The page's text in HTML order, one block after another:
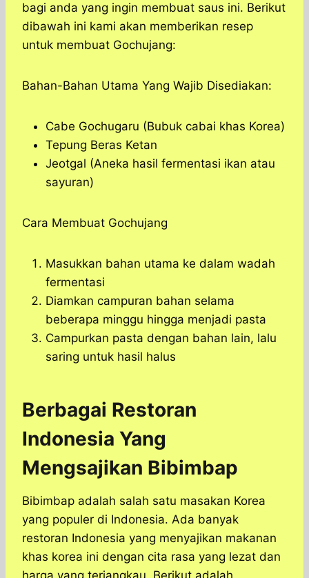
bagi anda yang ingin membuat saus ini. Berikut
dibawah ini kami akan memberikan resep
untuk membuat Gochujang:
Bahan-Bahan Utama Yang Wajib Disediakan:
Cabe Gochugaru (Bubuk cabai khas Korea)
Tepung Beras Ketan
Jeotgal (Aneka hasil fermentasi ikan atau
sayuran)
Cara Membuat Gochujang
Masukkan bahan utama ke dalam wadah
fermentasi
Diamkan campuran bahan selama
beberapa minggu hingga menjadi pasta
Campurkan pasta dengan bahan lain, lalu
saring untuk hasil halus
Berbagai Restoran
Indonesia Yang
Mengsajikan Bibimbap
Bibimbap adalah salah satu masakan Korea
yang populer di Indonesia. Ada banyak
restoran Indonesia yang menyajikan makanan
khas korea ini dengan cita rasa yang lezat dan